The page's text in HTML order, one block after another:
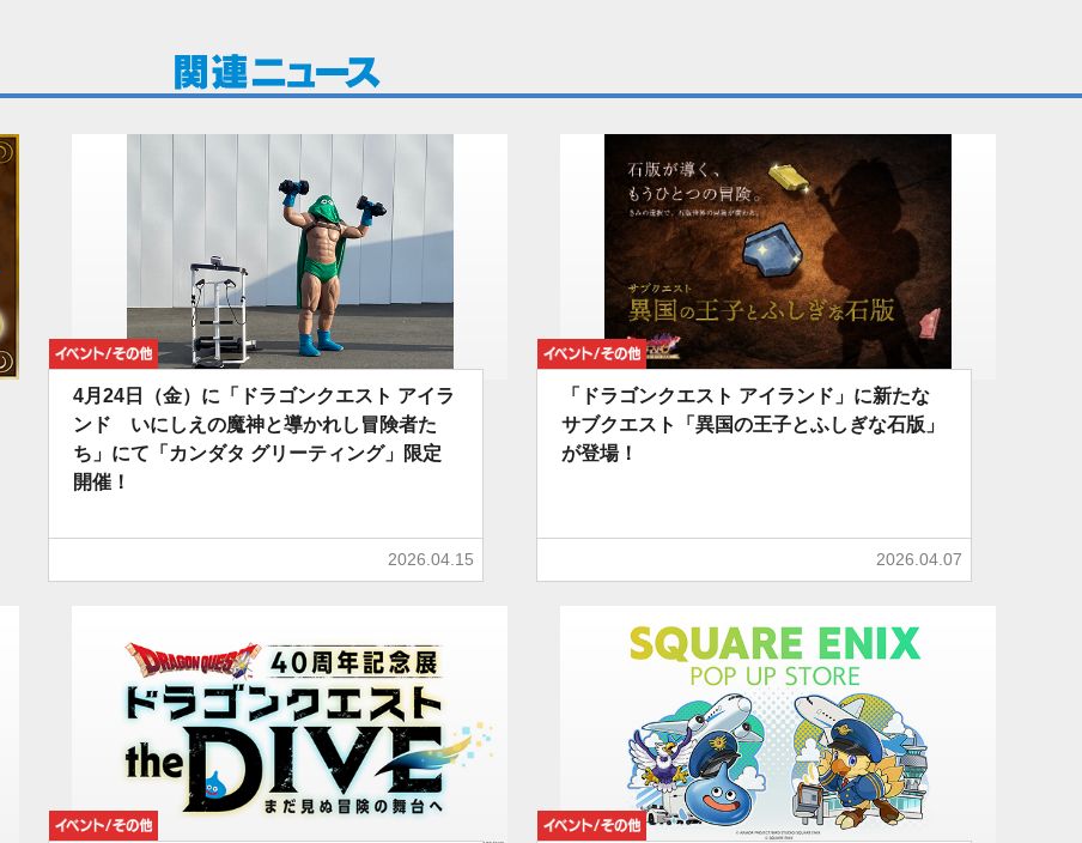
イベント/その他
4月24日（金）に「ドラゴンクエスト アイラ
ンド いにしえの魔神と導かれし冒険者た
ち」にて「カンダタ グリーティング」限定
開催！
2026.04.15
イベント/その他
「ドラゴンクエスト アイランド」に新たな
サブクエスト「異国の王子とふしぎな石版」
が登場！
2026.04.07
イベント/その他